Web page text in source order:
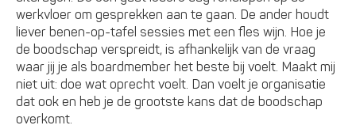
werkvloer om gesprekken aan te gaan. De ander houdt
liever benen-op-tafel sessies met een fles wijn. Hoe je
de boodschap verspreidt, is afhankelijk van de vraag
waar jij je als boardmember het beste bij voelt. Maakt mij
niet uit: doe wat oprecht voelt. Dan voelt je organisatie
dat ook en heb je de grootste kans dat de boodschap
overkomt.